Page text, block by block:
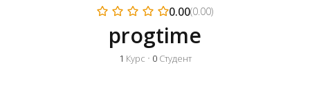
0.00(0.00)
progtime
1 Курс • 0Студент